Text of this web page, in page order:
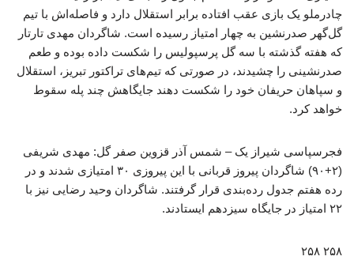
چادرملو یک بازی عقب افتاده برابر استقلال دارد و فاصله‌اش با تیم
گل‌گهر صدرنشین به چهار امتیاز رسیده است. شاگردان مهدی تارتار
که هفته گذشته با سه گل پرسپولیس را شکست داده بوده و طعم
صدرنشینی را چشیدند، در صورتی که تیم‌های تراکتور تبریز، استقلال
و سپاهان حریفان خود را شکست دهند جایگاهش چند پله سقوط
خواهد کرد.
فجرسپاسی شیراز یک – شمس آذر قزوین صفر گل: مهدی شریفی
(۲+۹۰) شاگردان پیروز قربانی با این پیروزی ۳۰ امتیازی شدند و در
رده هفتم جدول رده‌بندی قرار گرفتند. شاگردان وحید رضایی نیز با
۲۲ امتیاز در جایگاه سیزدهم ایستادند.
۲۵۸ ۲۵۸